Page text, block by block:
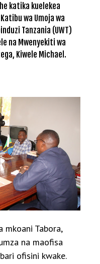
katika kuelekea
wa Umoja wa
Tanzania (UWT)
na Mwenyekiti wa
Kiwele Michael.
mkoani Tabora,
na maofisa
ofisini kwake.